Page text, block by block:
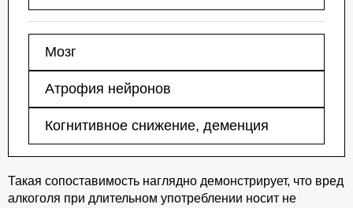
Мозг
Атрофия нейронов
Когнитивное снижение, деменция
Такая сопоставимость наглядно демонстрирует, что вред
алкоголя при длительном употреблении носит не